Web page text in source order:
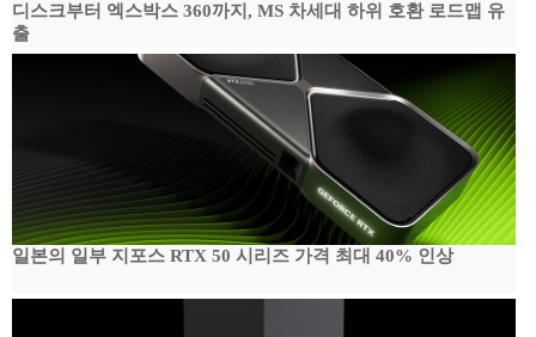
디스크부터 엑스박스 360까지, MS 차세대 하위 호환 로드맵 유
출
일본의 일부 지포스 RTX 50 시리즈 가격 최대 40% 인상